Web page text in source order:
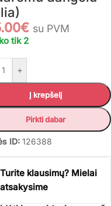
€ su PVM
tik 2
+
Į krepšelį
Pirkti dabar
ID: 126388
Turite klausimų? Mielai
atsakysime